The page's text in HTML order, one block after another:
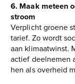
6. Maak meteen
stroom
Verplicht groene
tarief. Zo wordt
aan klimaatwinst.
actief deelnemen
hen als overheid